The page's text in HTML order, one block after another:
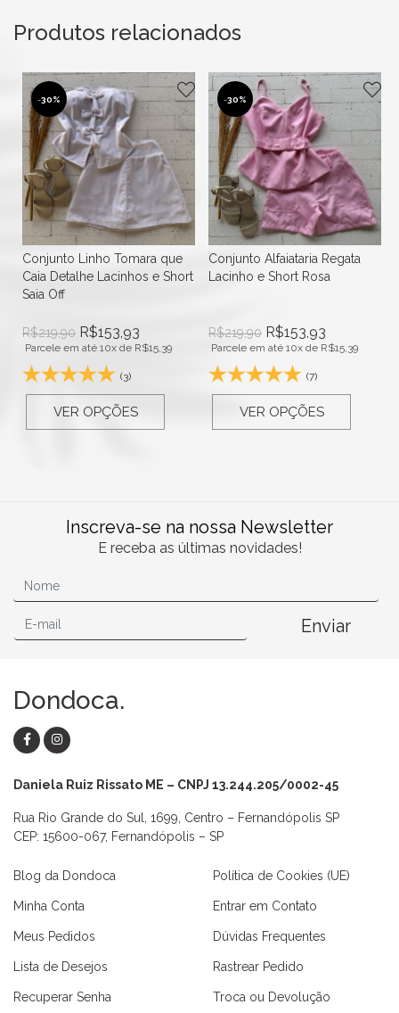
Produtos relacionados
-30%
Conjunto Linho Tomara que
Caia Detalhe Lacinhos e Short
Saia Off
R$219,90 R$153,93
Parcele em até 10x de R$15,39
(3)
VER OPÇÕES
-30%
Conjunto Alfaiataria Regata
Lacinho e Short Rosa
R$219,90 R$153,93
Parcele em até 10x de R$15,39
(7)
VER OPÇÕES
Inscreva-se na nossa Newsletter
E receba as últimas novidades!
Enviar
Dondoca.
Daniela Ruiz Rissato ME – CNPJ 13.244.205/0002-45
Rua Rio Grande do Sul, 1699, Centro – Fernandópolis SP
CEP: 15600-067, Fernandópolis – SP
Blog da Dondoca
Minha Conta
Meus Pedidos
Lista de Desejos
Recuperar Senha
Política de Cookies (UE)
Entrar em Contato
Dúvidas Frequentes
Rastrear Pedido
Troca ou Devolução